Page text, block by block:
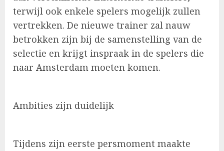
terwijl ook enkele spelers mogelijk zullen
vertrekken. De nieuwe trainer zal nauw
betrokken zijn bij de samenstelling van de
selectie en krijgt inspraak in de spelers die
naar Amsterdam moeten komen.
Ambities zijn duidelijk
Tijdens zijn eerste persmoment maakte